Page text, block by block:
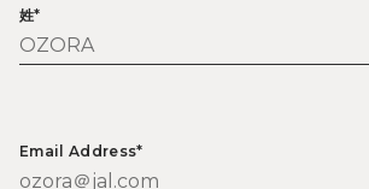
姓*
Email Address*